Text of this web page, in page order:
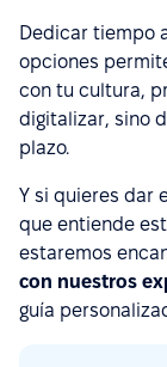
Dedicar tiempo
opciones
con tu cultura,
digitalizar, sino
plazo.
Y si quieres dar
que entiende
estaremos
con nuestros
guía